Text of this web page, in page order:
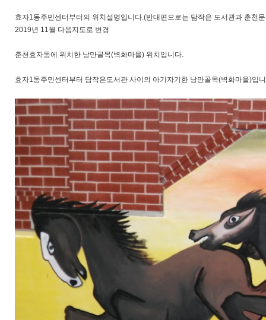
효자1동주민센터부터의 위치설명입니다.(반대편으로는 담작은 도서관과 춘천
2019년 11월 다음지도로 변경
춘천효자동에 위치한 낭만골목(벽화마을) 위치입니다.
효자1동주민센터부터 담작은도서관 사이의 아기자기한 낭만골목(벽화마을)입